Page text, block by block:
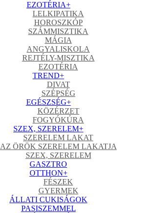
EZOTÉRIA+
LELKIPATIKA
HOROSZKÓP
SZÁMMISZTIKA
MÁGIA
ANGYALISKOLA
REJTÉLY-MISZTIKA
EZOTÉRIA
TREND+
DIVAT
SZÉPSÉG
EGÉSZSÉG+
KÖZÉRZET
FOGYÓKÚRA
SZEX, SZERELEM+
SZERELEM LAKAT
AZ ÖRÖK SZERELEM LAKATJA
SZEX, SZERELEM
GASZTRO
OTTHON+
FÉSZEK
GYERMEK
ÁLLATI CUKISÁGOK
PASISZEMMEL